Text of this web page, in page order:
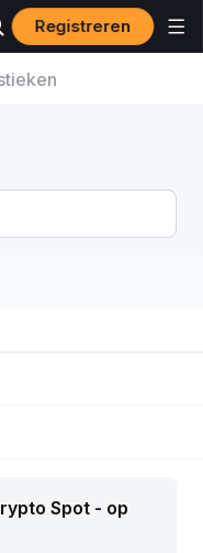
Registreren
Spot - op